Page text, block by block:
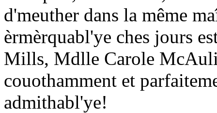
d'meuther dans la même
èrmèrquabl'ye ches jours
Mills, Mdlle Carole
couothamment et
admithabl'ye!